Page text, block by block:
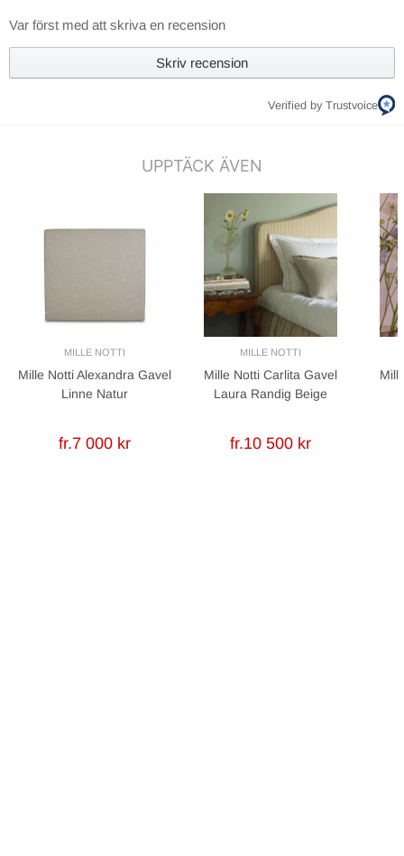
Var först med att skriva en recension
Skriv recension
Verified by Trustvoice
UPPTÄCK ÄVEN
MILLE NOTTI
Mille Notti Alexandra Gavel
Linne Natur
fr.7 000 kr
MILLE NOTTI
Mille Notti Carlita Gavel
Laura Randig Beige
fr.10 500 kr